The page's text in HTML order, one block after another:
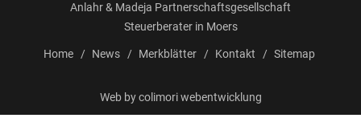
Anlahr & Madeja Partnerschaftsgesellschaft
Steuerberater in Moers
Home News Merkblätter Kontakt Sitemap
Web bycolimori webentwicklung